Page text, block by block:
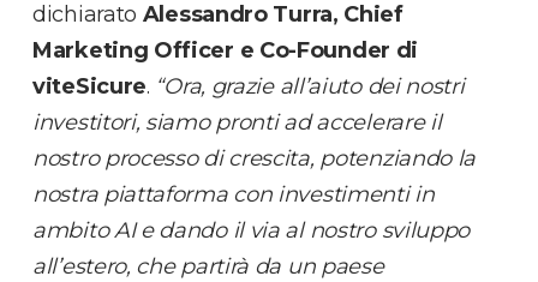
dichiarato Alessandro Turra, Chief
Marketing Officer e Co-Founder di
viteSicure. “Ora, grazie all’aiuto dei nostri
investitori, siamo pronti ad accelerare il
nostro processo di crescita, potenziando la
nostra piattaforma con investimenti in
ambito AI e dando il via al nostro sviluppo
all’estero, che partirà da un paese